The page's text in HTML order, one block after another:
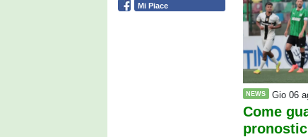
Mi Piace
NEWS Gio 06
Come